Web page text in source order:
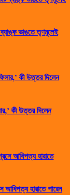
ভাঙতে তৃণমূলেই
কী উত্তর দিলেন
আধিপত্য হারাতে পারেন